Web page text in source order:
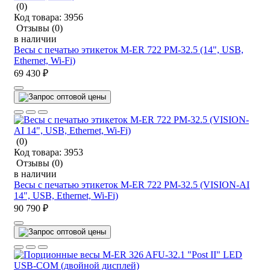
(0)
Код товара: 3956
Отзывы (0)
в наличии
Весы с печатью этикеток M-ER 722 PM-32.5 (14", USB,
Ethernet, Wi-Fi)
69 430 ₽
(0)
Код товара: 3953
Отзывы (0)
в наличии
Весы с печатью этикеток M-ER 722 PM-32.5 (VISION-AI
14", USB, Ethernet, Wi-Fi)
90 790 ₽